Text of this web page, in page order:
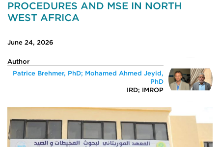
PROCEDURES AND MSE IN NORTH
WEST AFRICA
June 24, 2026
Author
Patrice Brehmer, PhD; Mohamed Ahmed Jeyid,
PhD
IRD; IMROP